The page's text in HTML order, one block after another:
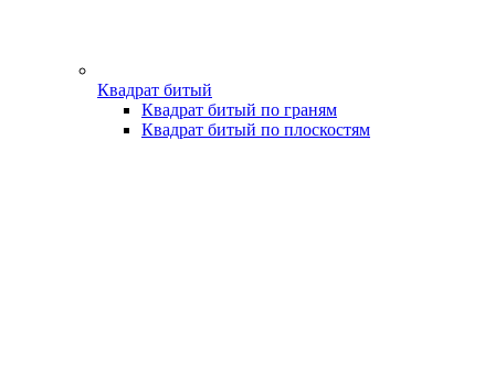
Квадрат битый
Квадрат битый по граням
Квадрат битый по плоскостям